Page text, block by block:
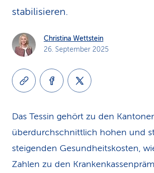
stabilisieren.
Christina Wettstein
26. September 2025
Das Tessin gehört zu den
überdurchschnittlich hohen und
steigenden Gesundheitskosten,
Zahlen zu den